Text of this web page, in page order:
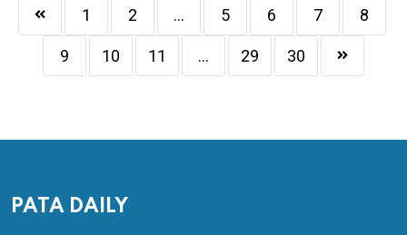
1 2 ... 5 6 7 8
9 10 11 ... 29 30
PATA DAILY